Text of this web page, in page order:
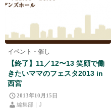
イベント・催し
【終了】11／12〜13 笑顔で働
きたいママのフェスタ2013 in
西宮
2013年10月15日
編集部｜J